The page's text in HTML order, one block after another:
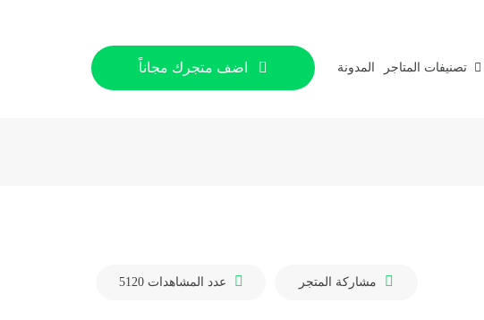
تصنيفات المتاجر المدونة اضف متجرك مجاناً
مشاركة المتجر عدد المشاهدات5120